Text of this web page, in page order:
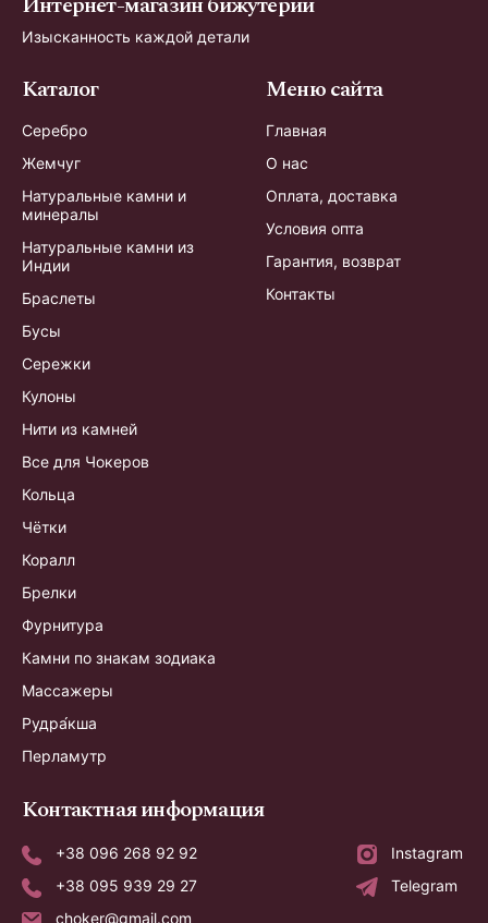
Изысканность каждой детали
Каталог
Серебро
Жемчуг
Натуральные камни и
минералы
Натуральные камни из
Индии
Браслеты
Бусы
Сережки
Кулоны
Нити из камней
Все для Чокеров
Кольца
Чётки
Коралл
Брелки
Фурнитура
Камни по знакам зодиака
Массажеры
Рудра́кша
Перламутр
Меню сайта
Главная
О нас
Оплата, доставка
Условия опта
Гарантия, возврат
Контакты
Контактная информация
+38 096 268 92 92
Instagram
+38 095 939 29 27
Telegram
choker@gmail.com